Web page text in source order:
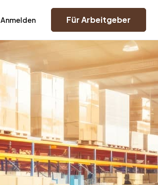
Anmelden Für Arbeitgeber